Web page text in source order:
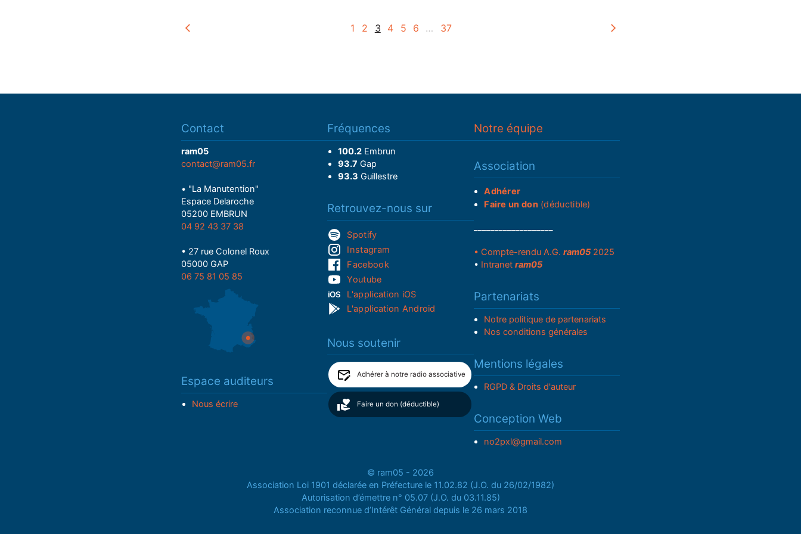
1 2 3 4 5 6 … 37
Contact
ram05
contact@ram05.fr
• "La Manutention"
Espace Delaroche
05200 EMBRUN
04 92 43 37 38
• 27 rue Colonel Roux
05000 GAP
06 75 81 05 85
Espace auditeurs
Nous écrire
Fréquences
100.2Embrun
93.7 Gap
93.3 Guillestre
Retrouvez-nous sur
Spotify
Instagram
Facebook
Youtube
L'application iOS
L'application Android
Nous soutenir
Adhérer à notre radio associative
Faire un don (déductible)
Notre équipe
Association
Adhérer
Faire un don(déductible)
• Compte-rendu A.G. ram052025
• Intranet ram05
Partenariats
Notre politique de partenariats
Nos conditions générales
Mentions légales
RGPD & Droits d'auteur
Conception Web
no2pxl@gmail.com
© ram05 - 2026
Association Loi 1901 déclarée en Préfecture le 11.02.82 (J.O. du 26/02/1982)
Autorisation d’émettre n° 05.07 (J.O. du 03.11.85)
Association reconnue d’Intérêt Général depuis le 26 mars 2018